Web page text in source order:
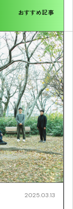
おすすめ記事
2025.03.13